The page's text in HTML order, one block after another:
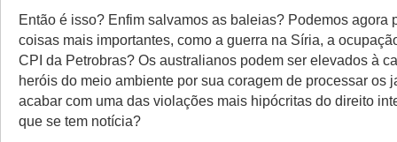
Então é isso? Enfim salvamos as baleias? Podemos agora
coisas mais importantes, como a guerra na Síria, a
CPI da Petrobras? Os australianos podem ser elevados à
heróis do meio ambiente por sua coragem de processar os
acabar com uma das violações mais hipócritas do direito
que se tem notícia?